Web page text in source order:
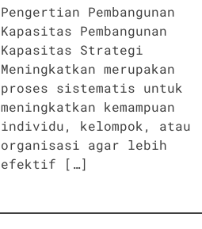
Pengertian Pembangunan
Kapasitas Pembangunan
Kapasitas Strategi
Meningkatkan merupakan
proses sistematis untuk
meningkatkan kemampuan
individu, kelompok, atau
organisasi agar lebih
efektif […]